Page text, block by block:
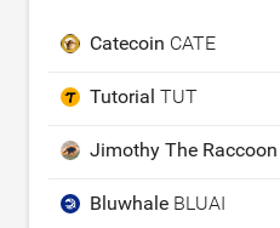
Catecoin CATE
Tutorial TUT
Jimothy The Raccoon
Bluwhale BLUAI